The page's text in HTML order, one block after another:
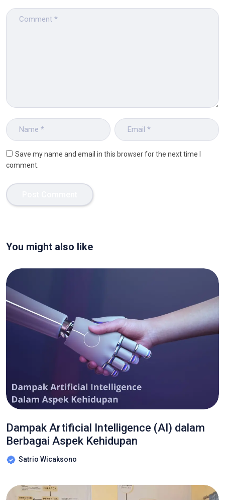
Save my name and email in this browser for the next time I
comment.
You might also like
Dampak Artificial Intelligence (AI) dalam
Berbagai Aspek Kehidupan
Satrio Wicaksono